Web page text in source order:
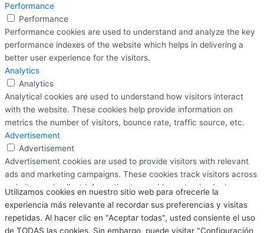
Utilizamos cookies en nuestro sitio web para ofrecerle la
experiencia más relevante al recordar sus preferencias y visitas
repetidas. Al hacer clic en "Aceptar todas", usted consiente el uso
de TODAS las cookies. Sin embargo, puede visitar "Configuración
Performance
Performance
Performance cookies are used to understand and analyze the key
performance indexes of the website which helps in delivering a
better user experience for the visitors.
Analytics
Analytics
Analytical cookies are used to understand how visitors interact
with the website. These cookies help provide information on
metrics the number of visitors, bounce rate, traffic source, etc.
Advertisement
Advertisement
Advertisement cookies are used to provide visitors with relevant
ads and marketing campaigns. These cookies track visitors across
websites and collect information to provide customized ads.
Others
Others
Other uncategorized cookies are those that are being analyzed